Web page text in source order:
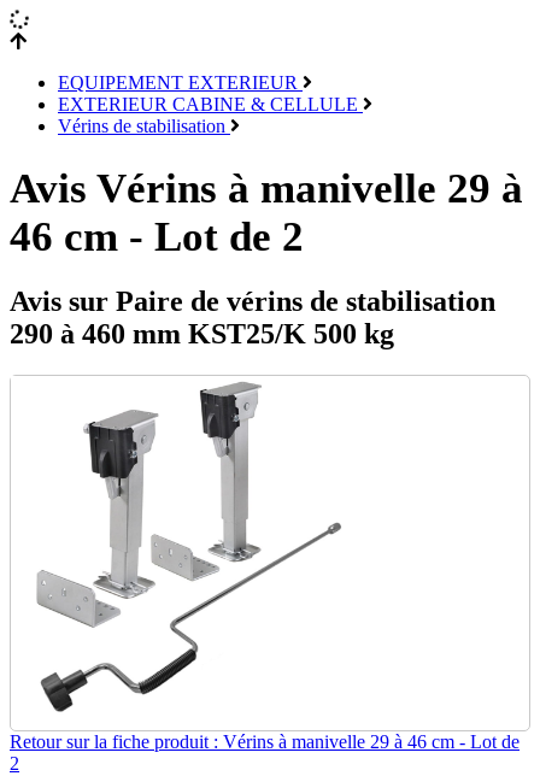
EQUIPEMENT EXTERIEUR
EXTERIEUR CABINE & CELLULE
Vérins de stabilisation
Avis Vérins à manivelle 29 à
46 cm - Lot de 2
Avis sur Paire de vérins de stabilisation
290 à 460 mm KST25/K 500 kg
Retour sur la fiche produit : Vérins à manivelle 29 à 46 cm - Lot de
2